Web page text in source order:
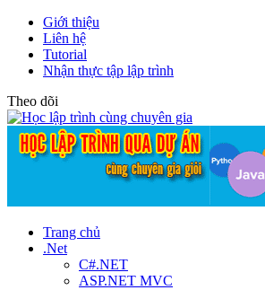
Giới thiệu
Liên hệ
Tutorial
Nhận thực tập lập trình
Theo dõi
Trang chủ
.Net
C#.NET
ASP.NET MVC